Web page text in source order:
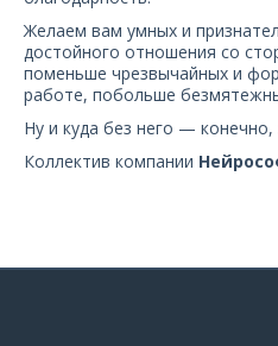
Желаем вам умных и
достойного отношения со
поменьше чрезвычайных и
работе, побольше
Ну и куда без него — конечно,
Коллектив компании